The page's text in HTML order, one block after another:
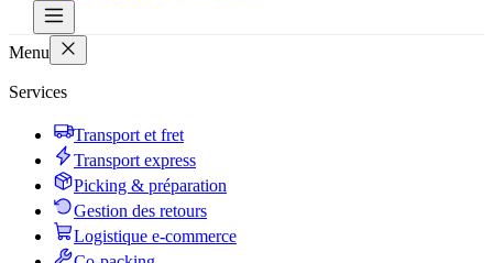
Menu
Services
Transport et fret
Transport express
Picking & préparation
Gestion des retours
Logistique e-commerce